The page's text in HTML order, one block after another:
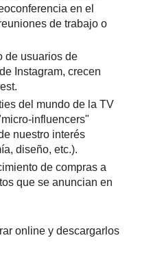
en el
de trabajo o
de usuarios de
Instagram, crecen
del mundo de la TV
influencers"
nuestro interés
diseño, etc.).
de compras a
que se anuncian en
online y descargarlos